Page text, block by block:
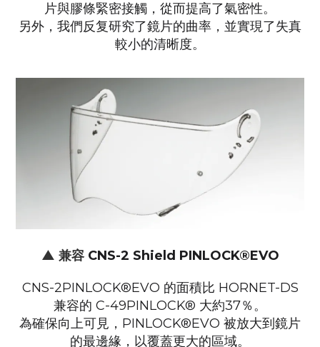
片與膠條緊密接觸，從而提高了氣密性。
另外，我們反复研究了鏡片的曲率，並實現了失真
較小的清晰度。
▲ 兼容 CNS-2 Shield PINLOCK®EVO
CNS-2PINLOCK®EVO 的面積比 HORNET-DS
兼容的 C-49PINLOCK® 大約37％。
為確保向上可見，PINLOCK®EVO 被放大到鏡片
的最邊緣，以覆蓋更大的區域。